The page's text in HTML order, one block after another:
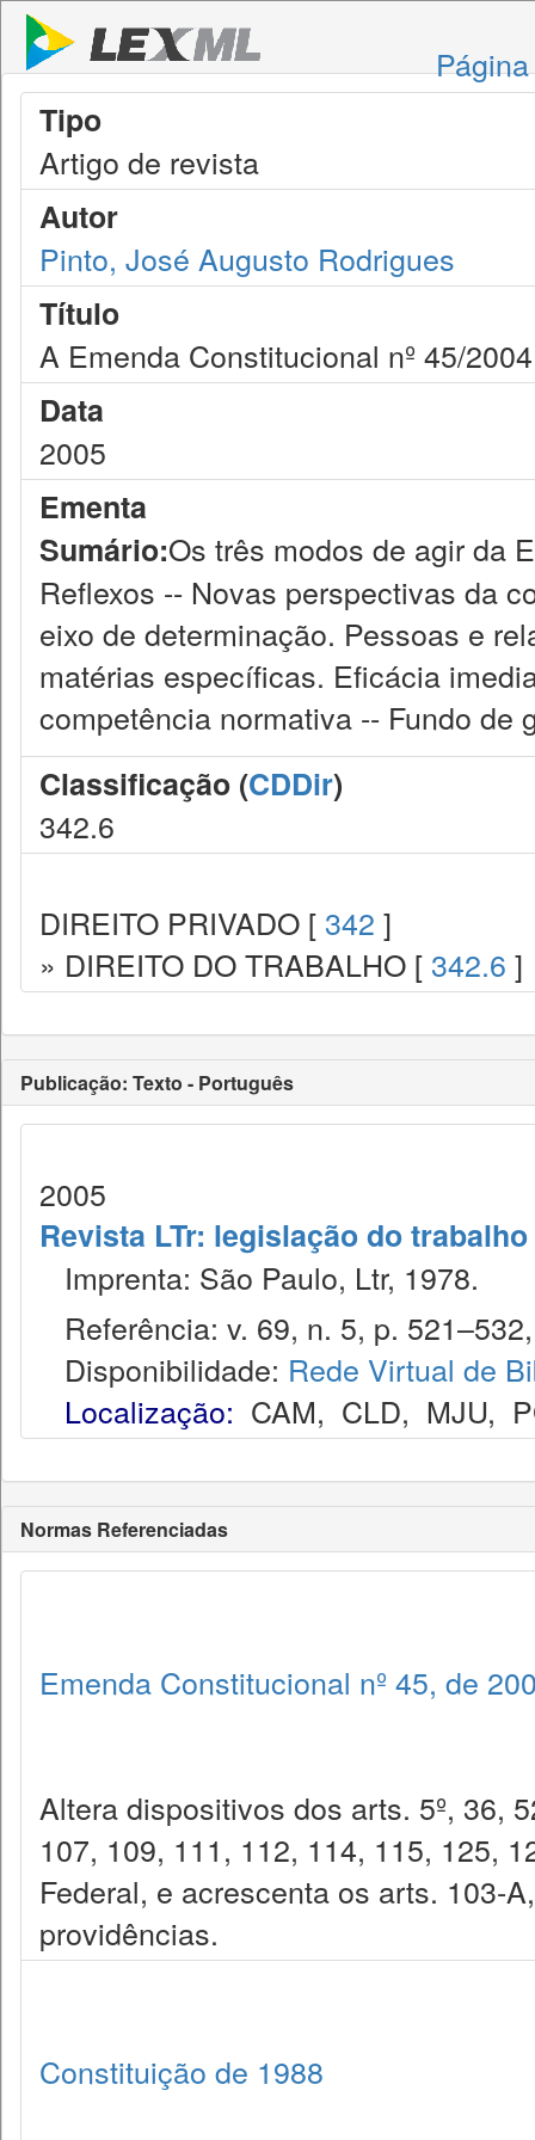
Tipo
Artigo de revista
Autor
Pinto, José Augusto Rodrigues
Título
A Emenda Constitucional nº 45/
Data
2005
Ementa
Sumário:Os três modos de agir da
Reflexos -- Novas perspectivas da
eixo de determinação. Pessoas e
matérias específicas. Eficácia
competência normativa -- Fundo de
Classificação (CDDir)
342.6
DIREITO PRIVADO [ 342 ]
» DIREITO DO TRABALHO [ 342.6 ]
Publicação: Texto - Português
2005
Revista LTr: legislação do trabalho
Imprenta: São Paulo, Ltr, 1978.
Referência: v. 69, n. 5, p.
Disponibilidade: Rede Virtual de
Localização: CAM, CLD, MJU,
Normas Referenciadas
Emenda Constitucional nº 45, de
Altera dispositivos dos arts. 5º, 36,
107, 109, 111, 112, 114, 115, 125,
Federal, e acrescenta os arts. 103-
providências.
Constituição de 1988